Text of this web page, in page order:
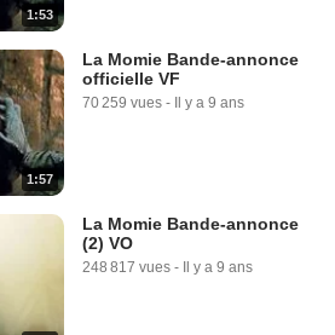
1:53
1:57
La Momie Bande-annonce
officielle VF
70 259 vues - Il y a 9 ans
La Momie Bande-annonce
(2) VO
248 817 vues - Il y a 9 ans